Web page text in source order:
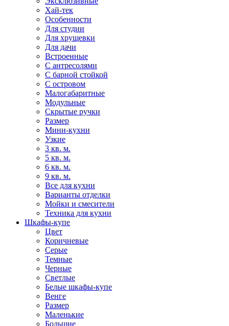
Хай-тек
Особенности
Для студии
Для хрущевки
Для дачи
Встроенные
С антресолями
С барной стойкой
С островом
Малогабаритные
Модульные
Скрытые ручки
Размер
Мини-кухни
Узкие
3 кв. м.
5 кв. м.
6 кв. м.
9 кв. м.
Все для кухни
Варианты отделки
Мойки и смесители
Техника для кухни
Шкафы-купе
Цвет
Коричневые
Серые
Темные
Черные
Светлые
Белые шкафы-купе
Венге
Размер
Маленькие
Большие